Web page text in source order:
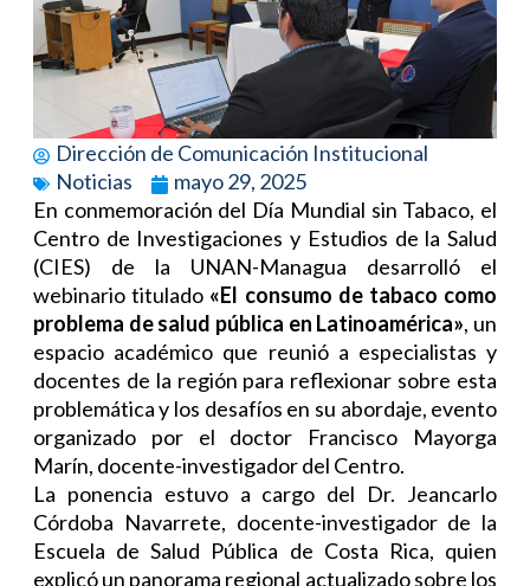
Dirección de Comunicación Institucional
Noticias
mayo 29, 2025
En conmemoración del Día Mundial sin Tabaco, el
Centro de Investigaciones y Estudios de la Salud
(CIES) de la UNAN-Managua desarrolló el
webinario titulado «El consumo de tabaco como
problema de salud pública en Latinoamérica», un
espacio académico que reunió a especialistas y
docentes de la región para reflexionar sobre esta
problemática y los desafíos en su abordaje, evento
organizado por el doctor Francisco Mayorga
Marín, docente-investigador del Centro.
La ponencia estuvo a cargo del Dr. Jeancarlo
Córdoba Navarrete, docente-investigador de la
Escuela de Salud Pública de Costa Rica, quien
explicó un panorama regional actualizado sobre los